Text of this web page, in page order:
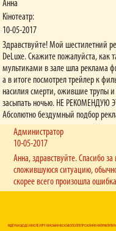
Анна
Кінотеатр:
10-05-2017
Здравствуйте! Мой шестилетний
DeLuxe. Скажите пожалуйста, как
мультиками в зале шла реклама
а в итоге посмотрел трейлер к
насилия смерти, ожившие трупы и
засыпать ночью. НЕ РЕКОМЕНДУЮ
Абсолютно бездумный подбор
Администратор
10-05-2017
Анна, здравствуйте. Спасибо
сложившуюся ситуацию,
скорее всего произошла
ВІДГУКИ ЩОДО КІНОТЕАТРУ КІНОМАН (КОСМОПОЛІТ) ПРОХАННЯ НАПРАВЛЯТИ